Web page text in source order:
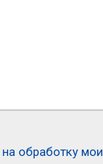
обработку